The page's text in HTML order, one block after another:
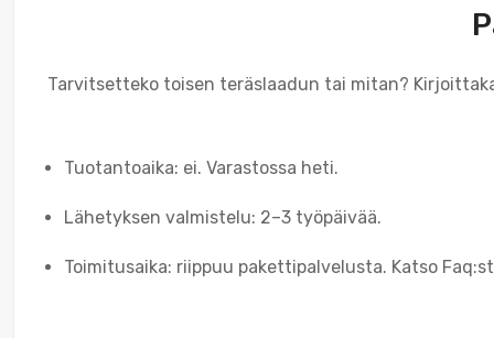
Tarvitsetteko toisen teräslaadun tai mitan?
Tuotantoaika: ei. Varastossa heti.
Lähetyksen valmistelu: 2–3 työpäivää.
Toimitusaika: riippuu pakettipalvelusta. Katso